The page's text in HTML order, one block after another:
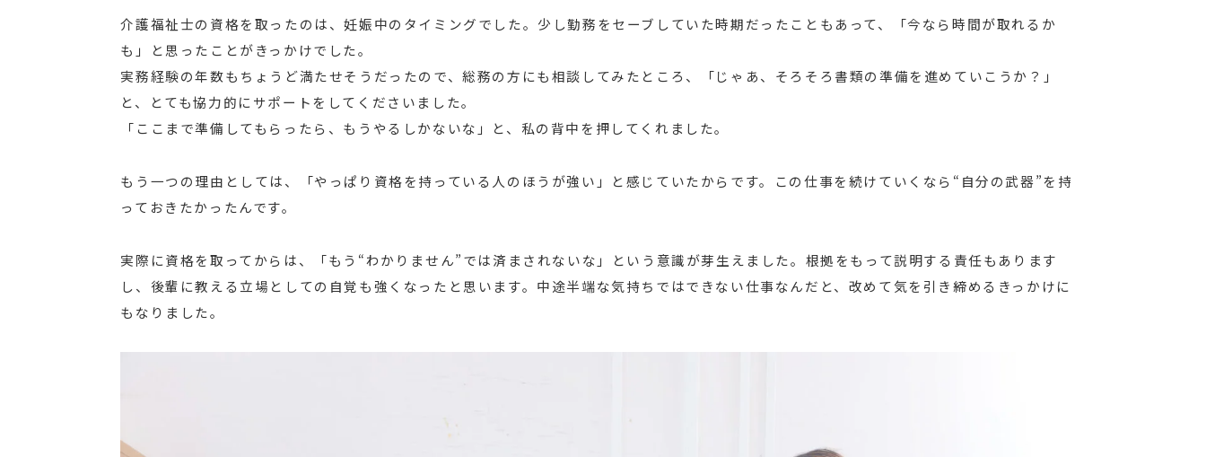
介護福祉士の資格を取ったのは、妊娠中のタイミングでした。少し勤務をセーブしていた時期だったこともあって、「今なら時間が取れるか
も」と思ったことがきっかけでした。
実務経験の年数もちょうど満たせそうだったので、総務の方にも相談してみたところ、「じゃあ、そろそろ書類の準備を進めていこうか？」
と、とても協力的にサポートをしてくださいました。
「ここまで準備してもらったら、もうやるしかないな」と、私の背中を押してくれました。
もう一つの理由としては、「やっぱり資格を持っている人のほうが強い」と感じていたからです。この仕事を続けていくなら“自分の武器”を持
っておきたかったんです。
実際に資格を取ってからは、「もう“わかりません”では済まされないな」という意識が芽生えました。根拠をもって説明する責任もあります
し、後輩に教える立場としての自覚も強くなったと思います。中途半端な気持ちではできない仕事なんだと、改めて気を引き締めるきっかけに
もなりました。